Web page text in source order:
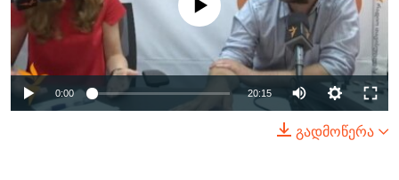
ᲛᲝᲚᲐᲞᲐᲠᲐᲙᲔ ᲢᲔᲥᲡᲢᲔᲑᲘ
ᲨᲘᲜ - ᲣᲪᲮᲝᲔᲗᲨᲘ
ᲚᲘᲢᲔᲠᲐᲢᲣᲠᲣᲚᲘ ᲬᲐᲮᲜᲐᲒᲔᲑᲘ
ᲐᲛᲔᲠᲘᲙᲣᲚᲘ ᲛᲝᲗᲮᲠᲝᲑᲐ
ᲩᲔᲛᲘ ᲡᲘᲙᲕᲓᲘᲚᲘᲡ ᲛᲘᲖᲔᲖᲘᲐ COVID-19
11 ᲬᲔᲚᲘ - 11 ᲐᲛᲑᲐᲕᲘ
ᲡᲐᲞᲐᲠᲚᲐᲛᲔᲜᲢᲝ ᲐᲠᲩᲔᲕᲜᲔᲑᲘᲡ ᲘᲡᲢᲝᲠᲘᲐ
ᲑᲐᲕᲨᲕᲔᲑᲘ ᲞᲠᲝᲡᲢᲘᲢᲣᲪᲘᲐᲨᲘ - ᲐᲛᲝᲣᲗᲥᲛᲔᲚᲘ ᲐᲛᲑᲐᲕᲘ
ᲒᲐᲛᲝᲘᲬᲔᲠᲔ
available
0:00 20:15
გადმოწერა